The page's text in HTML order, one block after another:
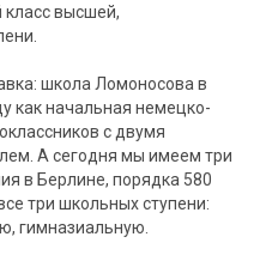
класс высшей,
школа Ломоносова в
как начальная немецко-
с двумя
А сегодня мы имеем три
в Берлине, порядка 580
три школьных ступени:
гимназиальную.